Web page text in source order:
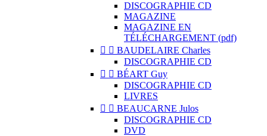
DISCOGRAPHIE CD
MAGAZINE
MAGAZINE EN
TÉLÉCHARGEMENT (pdf)
  BAUDELAIRE Charles
DISCOGRAPHIE CD
  BÉART Guy
DISCOGRAPHIE CD
LIVRES
  BEAUCARNE Julos
DISCOGRAPHIE CD
DVD